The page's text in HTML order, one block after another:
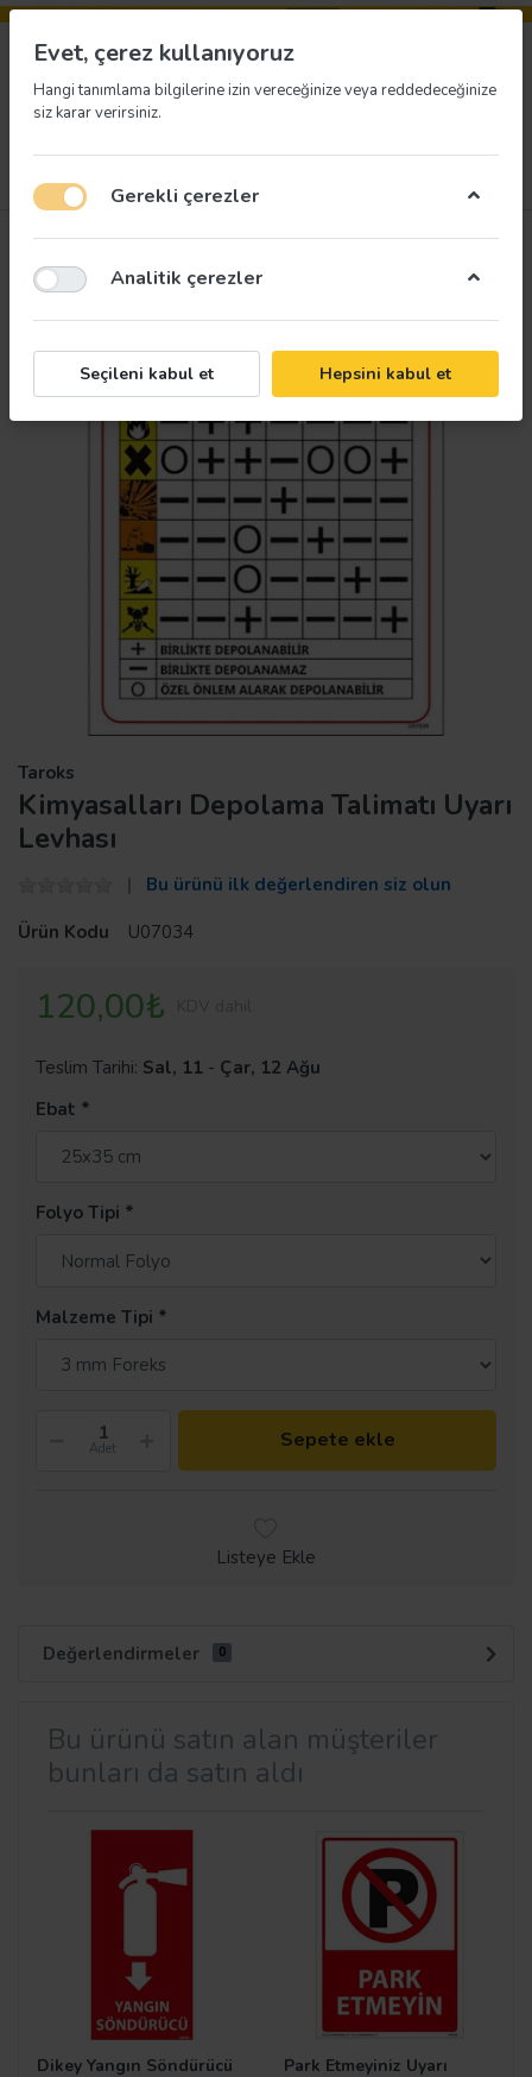
Taroks
Kimyasalları Depolama Talimatı Uyarı
Levhası
Bu ürünü ilk değerlendiren siz olun
Ürün Kodu
U07034
120,00₺
Teslim Tarihi: Sal, 11 - Çar, 12 Ağu
Ebat
Folyo Tipi
Malzeme Tipi
Adet Sepete ekle
Listeye Ekle
Değerlendirmeler 0
Bu ürünü satın alan müşteriler
bunları da satın aldı
Dikey Yangın Söndürücü
Park Etmeyiniz Uyarı
Evet, çerez kullanıyoruz
Hangi tanımlama bilgilerine izin vereceğinize veya reddedeceğinize
siz karar verirsiniz.
Gerekli çerezler
Analitik çerezler
Seçileni kabul et Hepsini kabul et